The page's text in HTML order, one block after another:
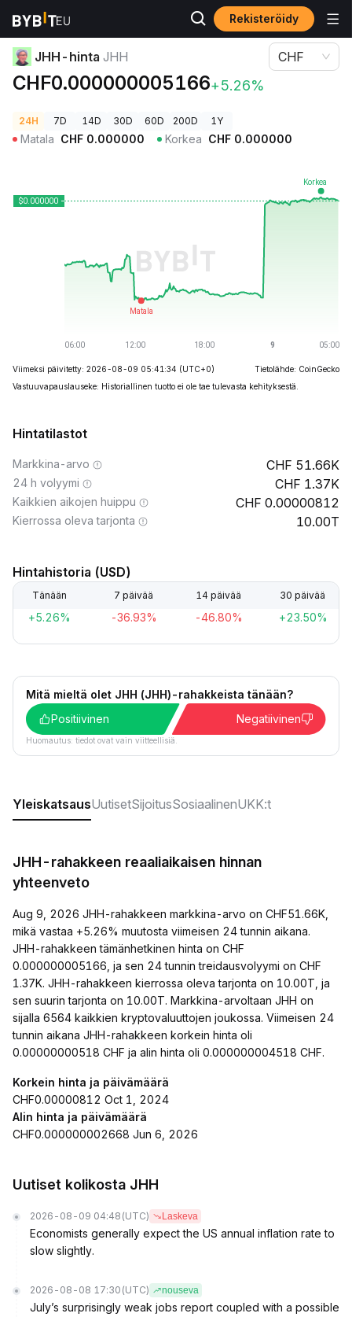
Rekisteröidy
Kryptohinnat
JHH-hinta JHH
CHF0.000000005166+5.26%
CHF
24H 7D 14D 30D 60D 200D 1Y
Matala CHF 0.000000 Korkea CHF 0.000000
Viimeksi päivitetty: 2026-08-09 05:41:34 (UTC+0)
Tietolähde: CoinGecko
Vastuuvapauslauseke: Historiallinen tuotto ei ole tae tulevasta kehityksestä.
Hintatilastot
Markkina-arvo 51.66K
24 h volyymi 1.37K
Kaikkien aikojen huippu 0.00000812
Kierrossa oleva tarjonta 10.00T
Hintahistoria (USD)
Tänään 7 päivää 14 päivää 30 päivää
+5.26% -36.93% -46.80% +23.50%
Mitä mieltä olet JHH (JHH)-rahakkeista tänään?
Positiivinen
Negatiivinen
Huomautus: tiedot ovat vain viitteellisiä.
YleiskatsausUutisetSijoitusSosiaalinenUKK:t
JHH-rahakkeen reaaliaikaisen hinnan
yhteenveto
Aug 9, 2026 JHH-rahakkeen markkina-arvo on CHF51.66K,
mikä vastaa +5.26% muutosta viimeisen 24 tunnin aikana.
JHH-rahakkeen tämänhetkinen hinta on CHF
0.000000005166, ja sen 24 tunnin treidausvolyymi on CHF
1.37K. JHH-rahakkeen kierrossa oleva tarjonta on 10.00T, ja
sen suurin tarjonta on 10.00T. Markkina-arvoltaan JHH on
sijalla 6564 kaikkien kryptovaluuttojen joukossa. Viimeisen 24
tunnin aikana JHH-rahakkeen korkein hinta oli
0.00000000518 CHF ja alin hinta oli 0.000000004518 CHF.
Korkein hinta ja päivämäärä
CHF0.00000812 Oct 1, 2024
Alin hinta ja päivämäärä
CHF0.000000002668 Jun 6, 2026
Uutiset kolikosta JHH
2026-08-09 04:48 (UTC) Laskeva
Economists generally expect the US annual inflation rate to
slow slightly.
2026-08-08 17:30 (UTC) nouseva
July’s surprisingly weak jobs report coupled with a possible